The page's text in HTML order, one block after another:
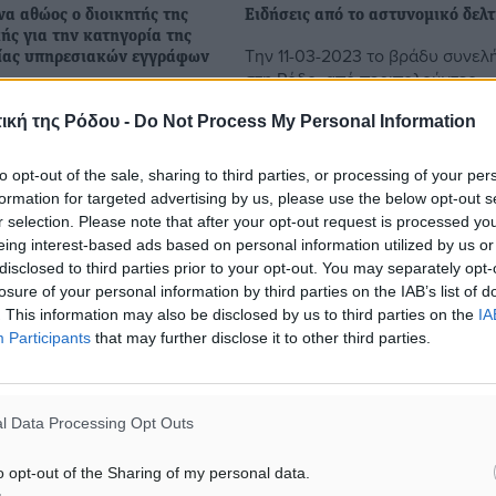
της Ρόδου - Do Not Process My Personal Information
opt-out of the sale, sharing to third parties, or processing of your
for targeted advertising by us, please use the below opt-out
selection. Please note that after your opt-out request is processed
interest-based ads based on personal information utilized by us
to third parties prior to your opt-out. You may separately
of your personal information by third parties on the IAB’s list of
This information may also be disclosed by us to third parties on the
Participants that may further disclose it to other third parties.
Data Processing Opt Outs
opt-out of the Sharing of my personal data.
αθώος ο διοικητής της
για την κατηγορία της
υπηρεσιακών εγγράφων
δικαστήριο, ο
για την κατηγορία
υπηρεσιακών
είχε ...
Ειδήσεις από το αστυνομικό
Την 11-03-2023 το βράδυ
στη Ρόδο, από περιπολούντες
ημεδαπός στην κατοχή του
γραμμ. ...
13.03.23, 15:42